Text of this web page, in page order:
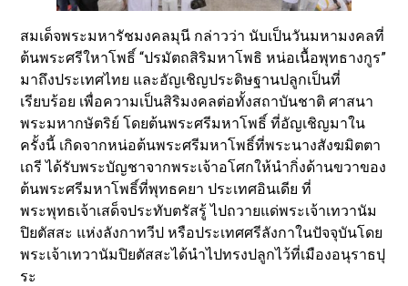
สมเด็จพระมหารัชมงคลมุนี กล่าวว่า นับเป็นวันมหามงคลที่
ต้นพระศรีใหาโพธิ์ “ปรมัตถสิริมหาโพธิ หน่อเนื้อพุทธางกูร”
มาถึงประเทศไทย และอัญเชิญประดิษฐานปลูกเป็นที่
เรียบร้อย เพื่อความเป็นสิริมงคลต่อทั้งสถาบันชาติ ศาสนา
พระมหากษัตริย์ โดยต้นพระศรีมหาโพธิ์ ที่อัญเชิญมาใน
ครั้งนี้ เกิดจากหน่อต้นพระศรีมหาโพธิ์ที่พระนางสังฆมิตตา
เถรี ได้รับพระบัญชาจากพระเจ้าอโศกให้นำกิ่งด้านขวาของ
ต้นพระศรีมหาโพธิ์ที่พุทธคยา ประเทศอินเดีย ที่
พระพุทธเจ้าเสด็จประทับตรัสรู้ ไปถวายแด่พระเจ้าเทวานัม
ปิยตัสสะ แห่งลังกาทวีป หรือประเทศศรีลังกาในปัจจุบันโดย
พระเจ้าเทวานัมปิยตัสสะได้นำไปทรงปลูกไว้ที่เมืองอนุราธปุ
ระ